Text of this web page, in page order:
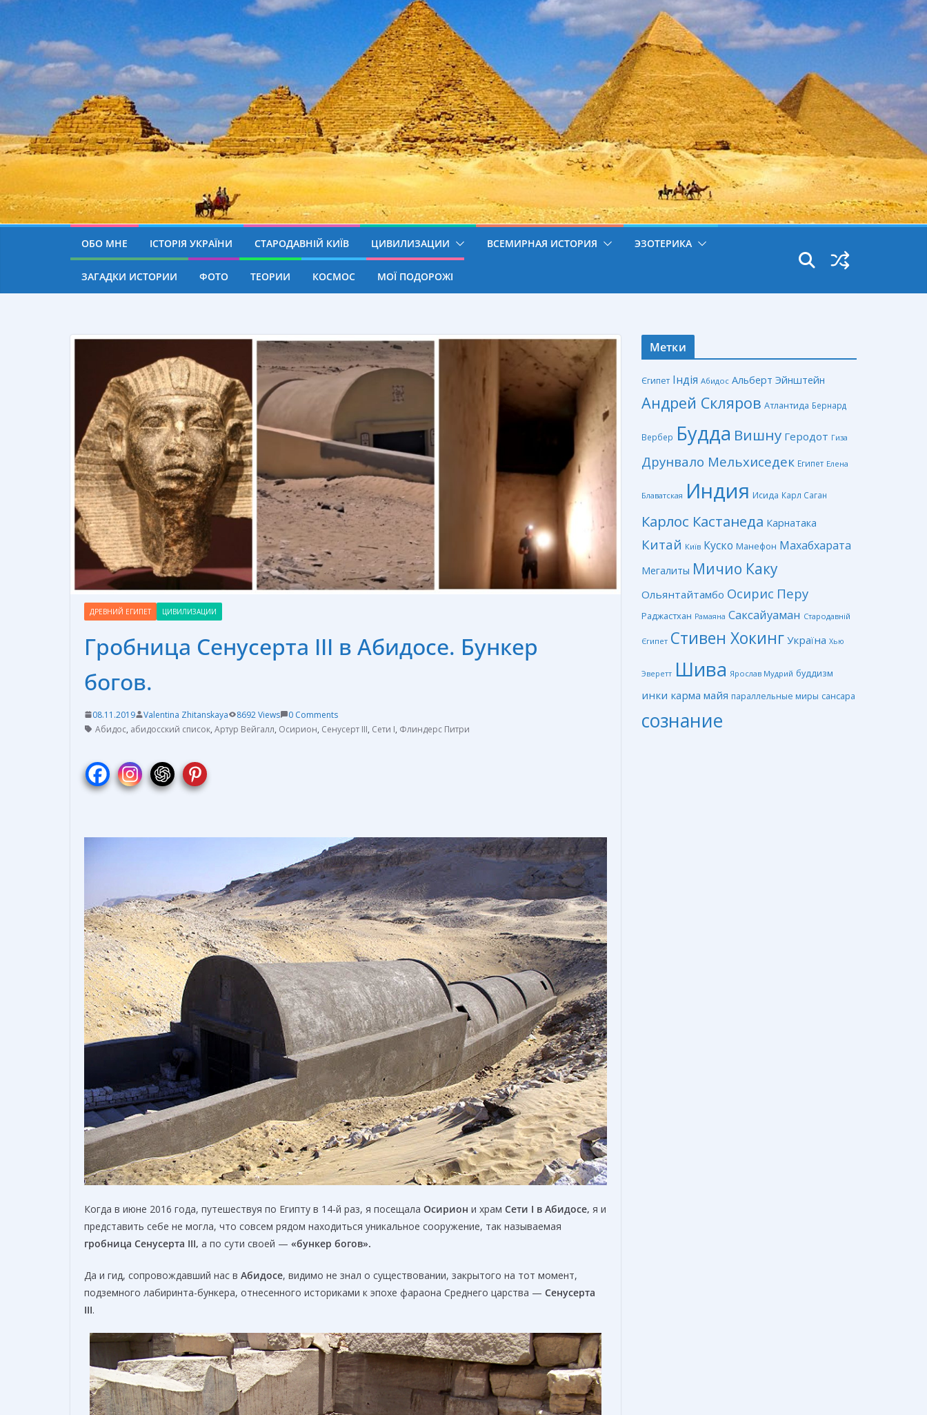
ОБО МНЕ ІСТОРІЯ УКРАЇНИ СТАРОДАВНІЙ КИЇВ ЦИВИЛИЗАЦИИ ВСЕМИРНАЯ ИСТОРИЯ ЭЗОТЕРИКА
ЗАГАДКИ ИСТОРИИ ФОТО ТЕОРИИ КОСМОС МОЇ ПОДОРОЖІ
ДРЕВНИЙ ЕГИПЕТ ЦИВИЛИЗАЦИИ
Гробница Сенусерта III в Абидосе. Бункер
богов.
08.11.2019 Valentina Zhitanskaya 8692 Views
0 Comments
Абидос, абидосский список, Артур Вейгалл, Осирион, Сенусерт III, Сети I, Флиндерс Питри
Когда в июне 2016 года, путешествуя по Египту в 14-й раз, я посещала Осирион и храм Сети I в Абидосе, я и
представить себе не могла, что совсем рядом находиться уникальное сооружение, так называемая
гробница Сенусерта III, а по сути своей — «бункер богов».
Да и гид, сопровождавший нас в Абидосе, видимо не знал о существовании, закрытого на тот момент,
подземного лабиринта-бункера, отнесенного историками к эпохе фараона Среднего царства — Сенусерта
III.
Метки
Єгипет Індія Абидос Альберт Эйнштейн
Андрей Скляров Атлантида Бернард
Вербер Будда Вишну Геродот Гиза
Друнвало Мельхиседек Египет Елена
Блаватская Индия Исида Карл Саган
Карлос Кастанеда Карнатака
Китай Київ Куско Манефон Махабхарата
Мегалиты Мичио Каку
Ольянтайтамбо Осирис Перу
Раджастхан Рамаяна Саксайуаман Стародавній
Єгипет Стивен Хокинг Україна Хью
Эверетт Шива Ярослав Мудрий буддизм
инки карма майя параллельные миры сансара
сознание